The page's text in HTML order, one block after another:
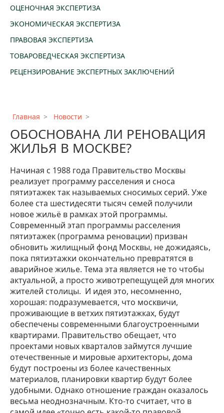
ОЦЕНОЧНАЯ ЭКСПЕРТИЗА
ЭКОНОМИЧЕСКАЯ ЭКСПЕРТИЗА
ПРАВОВАЯ ЭКСПЕРТИЗА
ТОВАРОВЕДЧЕСКАЯ ЭКСПЕРТИЗА
РЕЦЕНЗИРОВАНИЕ ЭКСПЕРТНЫХ ЗАКЛЮЧЕНИЙ
Главная Новости
ОБОСНОВАНА ЛИ РЕНОВАЦИЯ
ЖИЛЬЯ В МОСКВЕ?
Начиная с 1988 года Правительство Москвы
реализует программу расселения и сноса
пятиэтажек так называемых сносимых серий. Уже
более ста шестидесяти тысяч семей получили
новое жильё в рамках этой программы.
Современный этап программы расселения
пятиэтажек (программа реновации) призван
обновить жилищный фонд Москвы, не дожидаясь,
пока пятиэтажки окончательно превратятся в
аварийное жилье. Тема эта является не то чтобы
актуальной, а просто животрепещущей для многих
жителей столицы. И идея это, несомненно,
хорошая: подразумевается, что москвичи,
проживающие в ветхих пятиэтажках, будут
обеспечены современными благоустроенными
квартирами. Правительство обещает, что
проектами новых кварталов займутся лучшие
отечественные и мировые архитекторы, дома
будут построены из более качественных
материалов, планировки квартир будут более
удобными. Однако отношение граждан оказалось
весьма неоднозначным. Кто-то считает, что в